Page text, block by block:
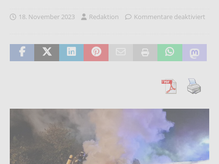
18. November 2023 Redaktion Kommentare deaktiviert